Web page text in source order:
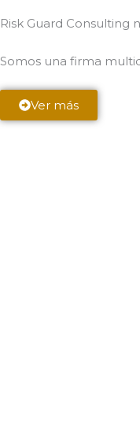
Risk Guard
Somos una firma
Ver más